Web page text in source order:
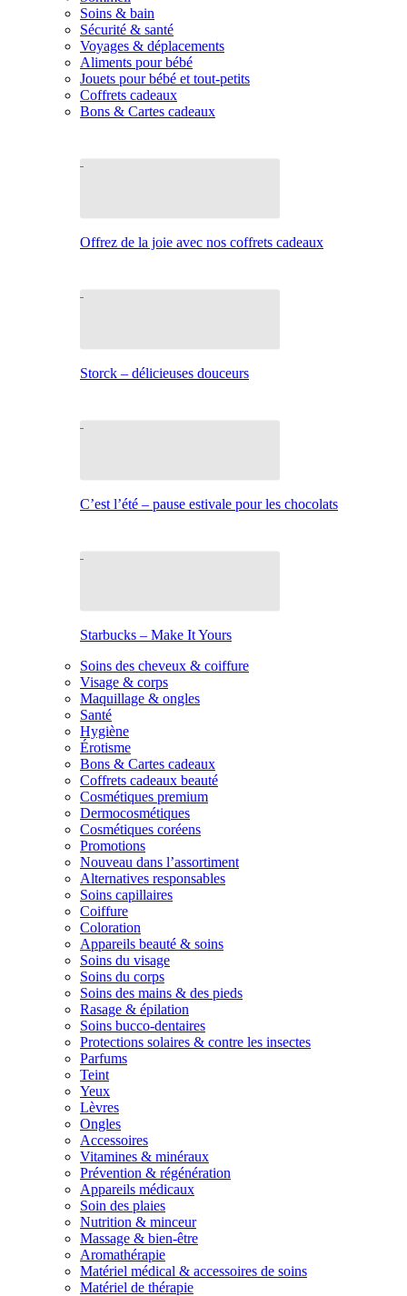
Soins & bain
Sécurité & santé
Voyages & déplacements
Aliments pour bébé
Jouets pour bébé et tout-petits
Coffrets cadeaux
Bons & Cartes cadeaux
Offrez de la joie avec nos coffrets cadeaux
Storck – délicieuses douceurs
C’est l’été – pause estivale pour les chocolats
Starbucks – Make It Yours
Soins des cheveux & coiffure
Visage & corps
Maquillage & ongles
Santé
Hygiène
Érotisme
Bons & Cartes cadeaux
Coffrets cadeaux beauté
Cosmétiques premium
Dermocosmétiques
Cosmétiques coréens
Promotions
Nouveau dans l’assortiment
Alternatives responsables
Soins capillaires
Coiffure
Coloration
Appareils beauté & soins
Soins du visage
Soins du corps
Soins des mains & des pieds
Rasage & épilation
Soins bucco-dentaires
Protections solaires & contre les insectes
Parfums
Teint
Yeux
Lèvres
Ongles
Accessoires
Vitamines & minéraux
Prévention & régénération
Appareils médicaux
Soin des plaies
Nutrition & minceur
Massage & bien-être
Aromathérapie
Matériel médical & accessoires de soins
Matériel de thérapie